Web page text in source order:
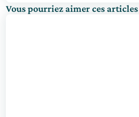
Vous pourriez aimer ces articles